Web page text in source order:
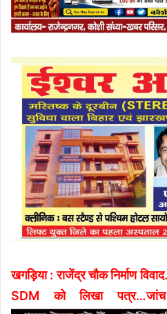
खगड़िया : राजेंद्र चौक निर्माण
SDM को लिखा